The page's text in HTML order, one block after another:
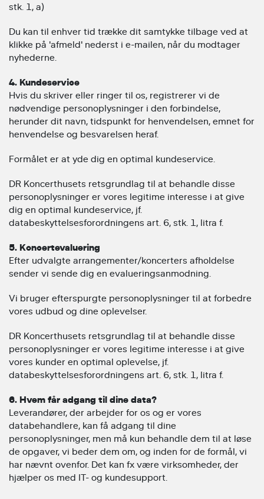
stk. 1, a)
Du kan til enhver tid trække dit samtykke tilbage ved at
klikke på 'afmeld' nederst i e-mailen, når du modtager
nyhederne.
4. Kundeservice
Hvis du skriver eller ringer til os, registrerer vi de
nødvendige personoplysninger i den forbindelse,
herunder dit navn, tidspunkt for henvendelsen, emnet for
henvendelse og besvarelsen heraf.
Formålet er at yde dig en optimal kundeservice.
DR Koncerthusets retsgrundlag til at behandle disse
personoplysninger er vores legitime interesse i at give
dig en optimal kundeservice, jf.
databeskyttelsesforordningens art. 6, stk. 1, litra f.
5. Koncertevaluering
Efter udvalgte arrangementer/koncerters afholdelse
sender vi sende dig en evalueringsanmodning.
Vi bruger efterspurgte personoplysninger til at forbedre
vores udbud og dine oplevelser.
DR Koncerthusets retsgrundlag til at behandle disse
personoplysninger er vores legitime interesse i at give
vores kunder en optimal oplevelse, jf.
databeskyttelsesforordningens art. 6, stk. 1, litra f.
6. Hvem får adgang til dine data?
Leverandører, der arbejder for os og er vores
databehandlere, kan få adgang til dine
personoplysninger, men må kun behandle dem til at løse
de opgaver, vi beder dem om, og inden for de formål, vi
har nævnt ovenfor. Det kan fx være virksomheder, der
hjælper os med IT- og kundesupport.